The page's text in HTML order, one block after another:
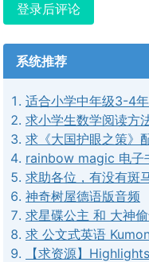
登录后评论
系统推荐
适合小学中年级3-4
求小学生数学阅读方
求《大国护眼之策》
rainbow magic 电子
求助各位，有没有斑
神奇树屋德语版音频
求星碟公主 和 大神
求 公文式英语
【求资源】